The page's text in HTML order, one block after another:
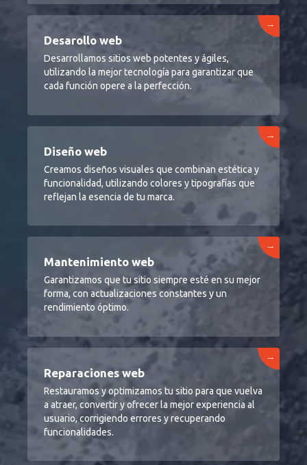
Desarollo web
Desarrollamos sitios web potentes y ágiles,
utilizando la mejor tecnología para garantizar que
cada función opere a la perfección.
→
Diseño web
Creamos diseños visuales que combinan estética y
funcionalidad, utilizando colores y tipografías que
reflejan la esencia de tu marca.
→
Mantenimiento web
Garantizamos que tu sitio siempre esté en su mejor
forma, con actualizaciones constantes y un
rendimiento óptimo.
→
Reparaciones web
Restauramos y optimizamos tu sitio para que vuelva
a atraer, convertir y ofrecer la mejor experiencia al
usuario, corrigiendo errores y recuperando
funcionalidades.
→